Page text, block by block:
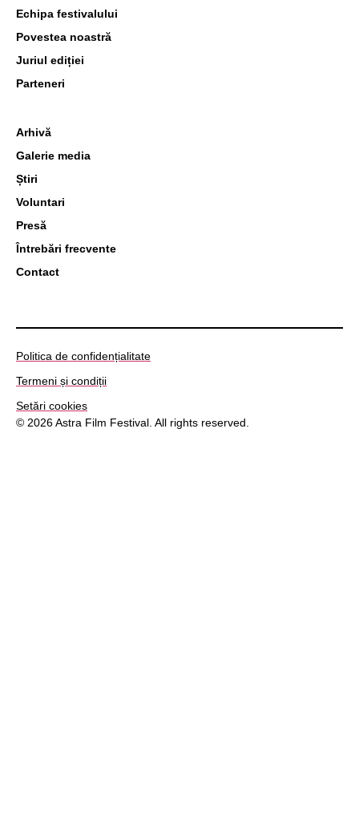
Arhivă
Galerie media
Știri
Voluntari
Presă
Întrebări frecvente
Contact
Echipa festivalului
Povestea noastră
Juriul ediției
Parteneri
Politica de confidențialitate
Termeni și condiții
Setări cookies
© 2026 Astra Film Festival. All rights reserved.